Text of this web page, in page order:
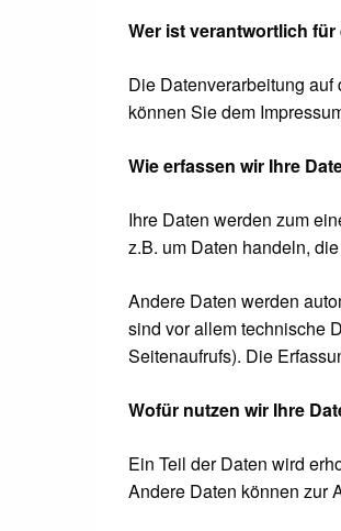
Wer ist verantwortlich
Die Datenverarbeitung
können Sie dem
Wie erfassen wir Ihre
Ihre Daten werden zum
z.B. um Daten handeln,
Andere Daten werden
sind vor allem technische
Seitenaufrufs). Die
Wofür nutzen wir Ihre
Ein Teil der Daten wird
Andere Daten können zur